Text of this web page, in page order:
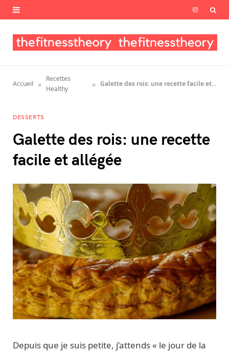
I
s
a
a
Accueil »
Recettes
Healthy
» Galette des rois: une recette facile et allégée
DESSERTS
Galette des rois: une recette
facile et allégée
Depuis que je suis petite, j’attends « le jour de la